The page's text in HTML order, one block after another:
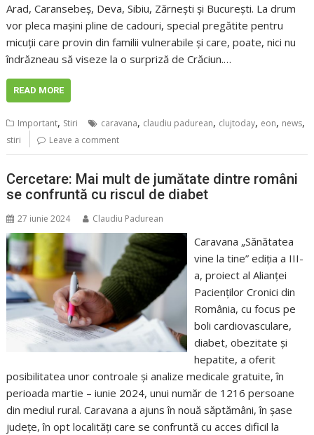
Arad, Caransebeș, Deva, Sibiu, Zărnești și București. La drum
vor pleca mașini pline de cadouri, special pregătite pentru
micuții care provin din familii vulnerabile și care, poate, nici nu
îndrăzneau să viseze la o surpriză de Crăciun.…
READ MORE
Important, Stiri caravana, claudiu padurean, clujtoday, eon, news,
stiri Leave a comment
Cercetare: Mai mult de jumătate dintre români
se confruntă cu riscul de diabet
27 iunie 2024 Claudiu Padurean
Caravana „Sănătatea
vine la tine” ediția a III-
a, proiect al Alianței
Pacienților Cronici din
România, cu focus pe
boli cardiovasculare,
diabet, obezitate și
hepatite, a oferit
posibilitatea unor controale și analize medicale gratuite, în
perioada martie – iunie 2024, unui număr de 1216 persoane
din mediul rural. Caravana a ajuns în nouă săptămâni, în șase
județe, în opt localități care se confruntă cu acces dificil la